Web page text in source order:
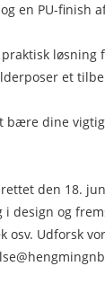
en PU-finish
et
dine
den 18.
design og
Udforsk